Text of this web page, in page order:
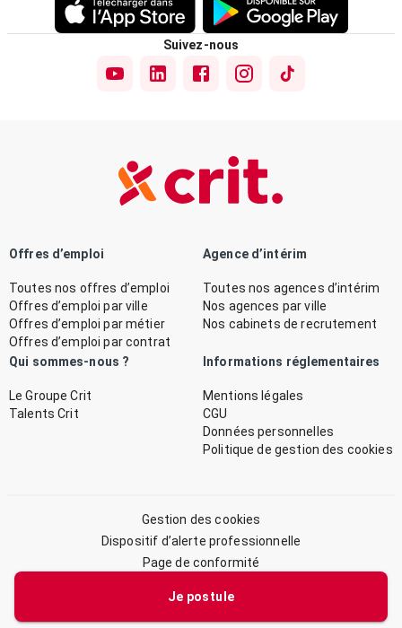
Je postule
Suivez-nous
Offres d’emploi
Toutes nos offres d’emploi
Offres d’emploi par ville
Offres d’emploi par métier
Offres d’emploi par contrat
Agence d’intérim
Toutes nos agences d’intérim
Nos agences par ville
Nos cabinets de recrutement
Qui sommes-nous ?
Le Groupe Crit
Talents Crit
Informations réglementaires
Mentions légales
CGU
Données personnelles
Politique de gestion des cookies
Gestion des cookies
Dispositif d’alerte professionnelle
Page de conformité
© 2026 CRIT